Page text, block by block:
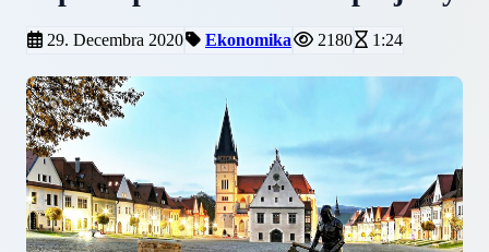
29. Decembra 2020 Ekonomika 2180 1:24